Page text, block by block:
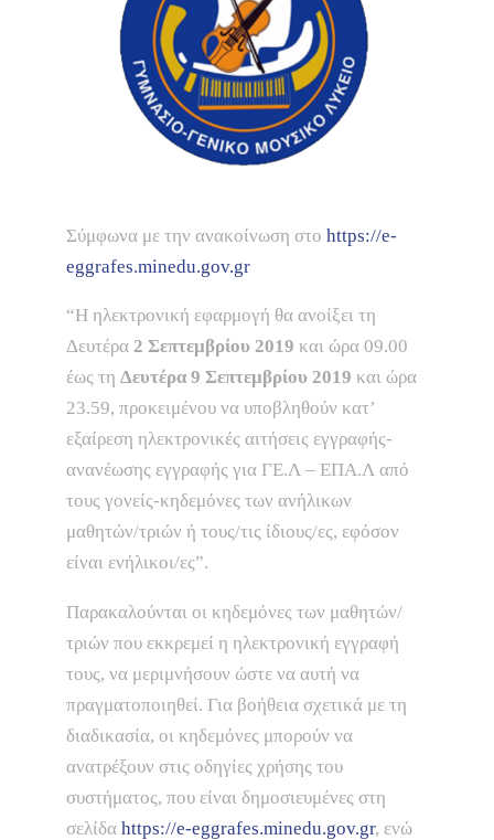
Σύμφωνα με την ανακοίνωση στο https://e-
eggrafes.minedu.gov.gr
“Η ηλεκτρονική εφαρμογή θα ανοίξει τη
Δευτέρα 2 Σεπτεμβρίου 2019 και ώρα 09.00
έως τη Δευτέρα 9 Σεπτεμβρίου 2019 και ώρα
23.59, προκειμένου να υποβληθούν κατ’
εξαίρεση ηλεκτρονικές αιτήσεις εγγραφής-
ανανέωσης εγγραφής για ΓΕ.Λ – ΕΠΑ.Λ από
τους γονείς-κηδεμόνες των ανήλικων
μαθητών/τριών ή τους/τις ίδιους/ες, εφόσον
είναι ενήλικοι/ες”.
Παρακαλούνται οι κηδεμόνες των μαθητών/
τριών που εκκρεμεί η ηλεκτρονική εγγραφή
τους, να μεριμνήσουν ώστε να αυτή να
πραγματοποιηθεί. Για βοήθεια σχετικά με τη
διαδικασία, οι κηδεμόνες μπορούν να
ανατρέξουν στις οδηγίες χρήσης του
συστήματος, που είναι δημοσιευμένες στη
σελίδα https://e-eggrafes.minedu.gov.gr, ενώ